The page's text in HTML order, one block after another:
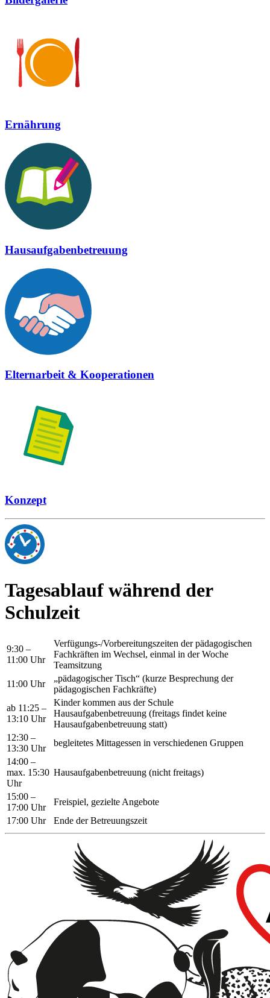
Ernährung
Hausaufgabenbetreuung
Elternarbeit & Kooperationen
Konzept
Tagesablauf während der
Schulzeit
9:30 –
11:00 Uhr
Verfügungs-/Vorbereitungszeiten der pädagogischen
Fachkräften im Wechsel, einmal in der Woche
Teamsitzung
11:00 Uhr
„pädagogischer Tisch“ (kurze Besprechung der
pädagogischen Fachkräfte)
ab 11:25 –
13:10 Uhr
Kinder kommen aus der Schule
Hausaufgabenbetreuung (freitags findet keine
Hausaufgabenbetreuung statt)
12:30 –
13:30 Uhr
begleitetes Mittagessen in verschiedenen Gruppen
14:00 –
max. 15:30
Uhr
Hausaufgabenbetreuung (nicht freitags)
15:00 –
17:00 Uhr
Freispiel, gezielte Angebote
17:00 Uhr
Ende der Betreuungszeit